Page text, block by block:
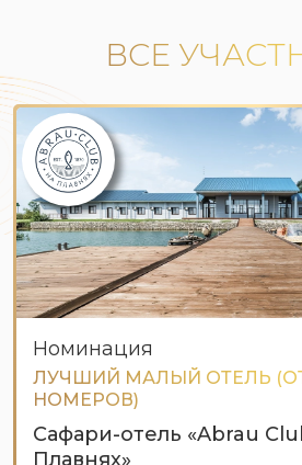
ВСЕ
Номинация
ЛУЧШИЙ МАЛЫЙ ОТЕЛЬ (ОТ
НОМЕРОВ)
Сафари-отель «Abrau
Плавнях»